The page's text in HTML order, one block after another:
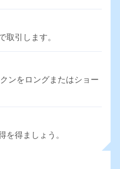
取引します。
ンをロングまたはショー
を得ましょう。